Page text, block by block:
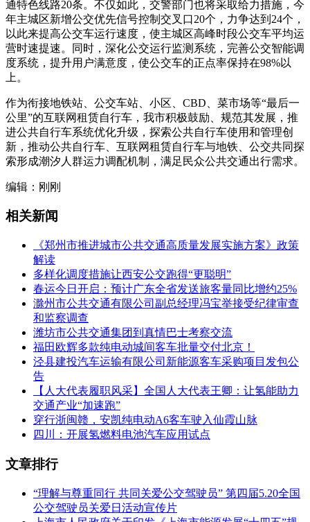
通特色线路20条。不仅如此，交警部门也将采取给力措施，今
年主城区新增公交优先信号控制交叉口20个，力争达到24个，
以此来提高公交车运行速度，使主城区高峰时段公交车平均运
营时速提速。同时，深化公交运行监测系统，完善公交智能调
度系统，提升用户满意度，使公交车的正点率保持在98%以
上。
作为衔接地铁站、公交车站、小区、CBD、菜市场等“最后一
公里”的互联网租赁自行车，我市积极鼓励、规范其发展，推
进公共自行车系统优化升级，探索公共自行车使用和管理创
新，推动公共自行车、互联网租赁自行车与地铁、公交共同探
索形成潮汐人群运力调配机制，满足民众公共交通出行需求。
编辑：刚刚
相关新闻
《郑州市推进城市公共交通高质量发展实施方案》政策
解读
多样化调度措施让西安公交跑得“更聪明”
春运今日开启：预计广东全省发送旅客量同比增约25%
滁州市公共交通有限公司副总经理冯宝举接受纪律审查
和监察调查
潍坊市公共交通集团到真情巴士考察交流
福田欧辉多款纯电动城间客车批量交付北京！
泾县建投汽车运输有限公司新能源客车采购项目发包公
告
【人大代表履职风采】全国人大代表王卿：让氢能助力
交通产业“加速跑”
穿行浙闽赣，安凯纯电动A6客车驶入仙霞山脉
四川：开展氢燃料电池汽车应用试点
文章排行
“理解与尊重同行 共同关爱公交驾驶员” 第四届5.20全国
公交驾驶员关爱日活动宣传片